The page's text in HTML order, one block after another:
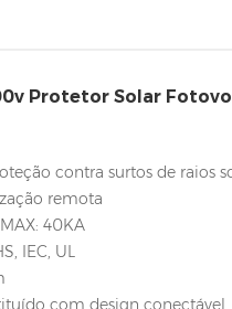
Protetor Solar
contra surtos de raios
remota
40KA
IEC, UL
com design conectável